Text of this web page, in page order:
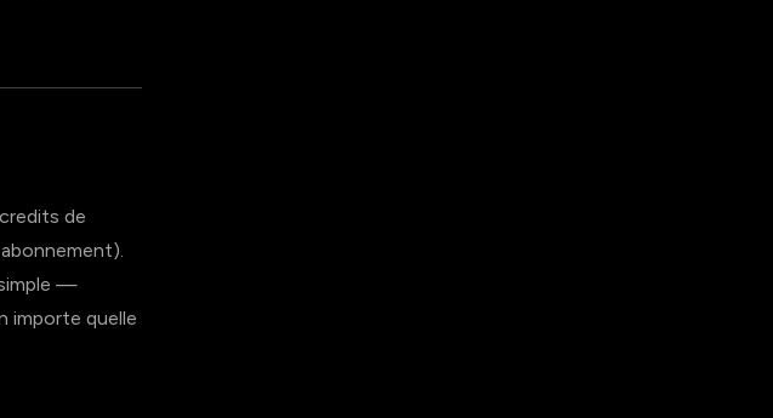
de
—
importe quelle